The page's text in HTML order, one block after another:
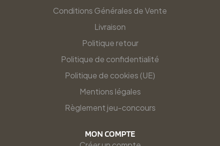
Conditions Générales de Vente
Livraison
Politique retour
Politique de confidentialité
Politique de cookies (UE)
Mentions légales
Règlement jeu-concours
MON COMPTE